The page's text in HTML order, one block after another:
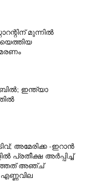
മുന്നിൽ
ഇന്ത്യാ
അമേരിക്ക -ഇറാന്‍
പ്രതീക്ഷ അര്‍പ്പിച്ച്
അഞ്ച്